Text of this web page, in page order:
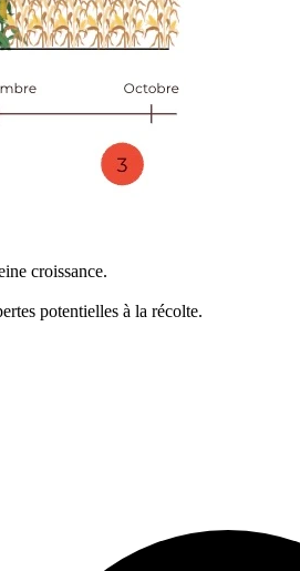
croissance.
potentielles à la récolte.